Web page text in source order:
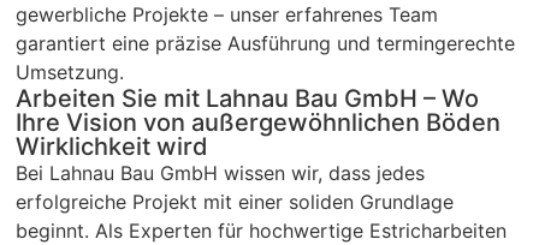
gewerbliche Projekte – unser erfahrenes Team
garantiert eine präzise Ausführung und termingerechte
Umsetzung.
Arbeiten Sie mit Lahnau Bau GmbH – Wo
Ihre Vision von außergewöhnlichen Böden
Wirklichkeit wird
Bei Lahnau Bau GmbH wissen wir, dass jedes
erfolgreiche Projekt mit einer soliden Grundlage
beginnt. Als Experten für hochwertige Estricharbeiten